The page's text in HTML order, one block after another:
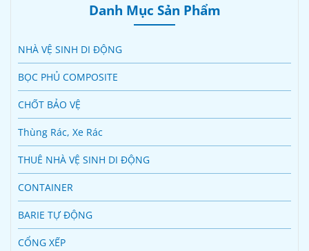
Danh Mục Sản Phẩm
NHÀ VỆ SINH DI ĐỘNG
BỌC PHỦ COMPOSITE
CHỐT BẢO VỆ
Thùng Rác, Xe Rác
THUÊ NHÀ VỆ SINH DI ĐỘNG
CONTAINER
BARIE TỰ ĐỘNG
CỔNG XẾP